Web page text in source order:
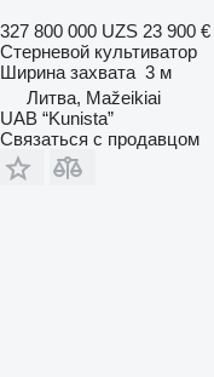
327 800 000 UZS 23 900 €
Стерневой культиватор
Ширина захвата 3 м
Литва, Mažeikiai
UAB “Kunista”
Связаться с продавцом